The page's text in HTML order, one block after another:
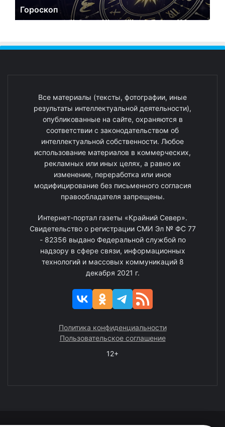
Гороскоп
Все материалы (тексты, фотографии, иные
результаты интеллектуальной деятельности),
опубликованные на сайте, охраняются в
соответствии с законодательством об
интеллектуальной собственности. Любое
использование материалов в коммерческих,
рекламных или иных целях, а равно их
изменение, переработка или иное
модифицирование без письменного согласия
правообладателя запрещены.
Интернет-портал газеты «Крайний Север».
Свидетельство о регистрации СМИ Эл № ФС 77
- 82356 выдано Федеральной службой по
надзору в сфере связи, информационных
технологий и массовых коммуникаций 8
декабря 2021 г.
Политика конфиденциальности
Пользовательское соглашение
12+